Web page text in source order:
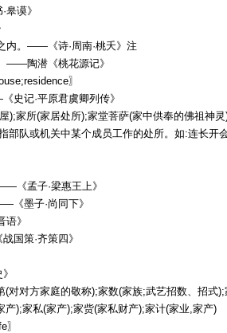
谟》
内。——《诗·周南·桃夭》注
——陶潜《桃花源记》
〗
史记·平原君虞卿列传》
);家所(家居处所);家堂菩萨(家中供奉的佛祖神
部队或机关中某个成员工作的处所。如:连长开
《孟子·梁惠王上》
《墨子·尚同下》
》
国策·齐策四》
(对对方家庭的敬称);家数(家族;武艺招数、招式
产);家私(家产);家赀(家私财产);家计(家业,家产)